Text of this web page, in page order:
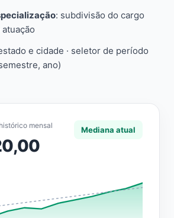
: subdivisão do cargo
e cidade · seletor de período
ano)
mensal Mediana atual